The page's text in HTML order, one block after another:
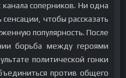
соперников. Ни одна
чтобы рассказать
популярность. После
борьба между героями
политической гонки
против общего